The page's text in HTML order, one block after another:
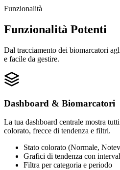
Funzionalità
Funzionalità Potenti
Dal tracciamento dei biomarcatori
e facile da gestire.
Dashboard & Biomarcatori
La tua dashboard centrale mostra
colorato, frecce di tendenza e filtri.
Stato colorato (Normale,
Grafici di tendenza con
Filtra per categoria e periodo